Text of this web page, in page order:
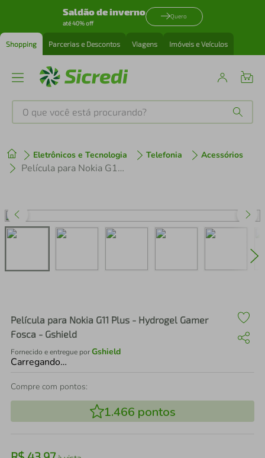
Saldão de inverno
até 40% off
Quero
Shopping Parcerias e Descontos Viagens Imóveis e Veículos
O que você está procurando?
Eletrônicos e Tecnologia Telefonia Acessórios
Película para Nokia G11 Plus - Hydrogel Gamer Fosca - Gshield
Película para Nokia G11 Plus - Hydrogel Gamer
Fosca - Gshield
Fornecido e entregue porGshield
Carregando…
Compre com pontos:
1.466 pontos
1º tenis
perfume